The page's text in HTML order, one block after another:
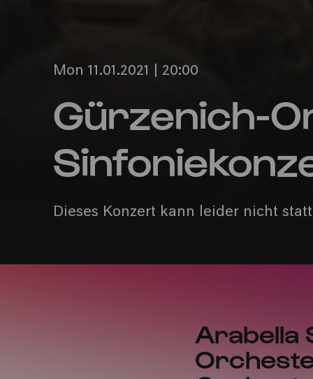
Mon 11.01.2021 | 20:00
Gürzenich-
Dieses Konzert kann leider nicht
Arabella